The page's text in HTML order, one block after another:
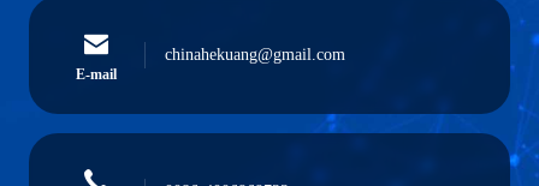
E-mail
chinahekuang@gmail.com